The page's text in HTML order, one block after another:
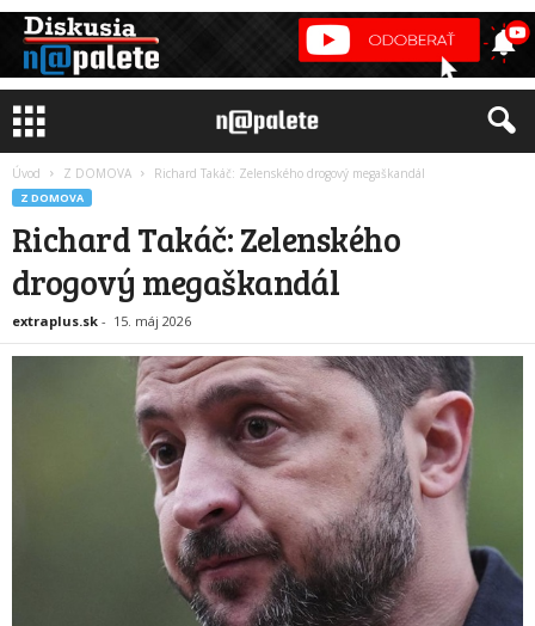
Úvod Z DOMOVA Richard Takáč: Zelenského drogový megaškandál
Z DOMOVA
Richard Takáč: Zelenského
drogový megaškandál
extraplus.sk - 15. máj 2026